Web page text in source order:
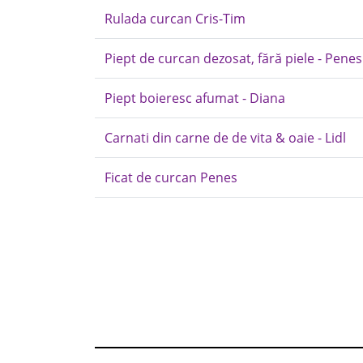
Rulada curcan Cris-Tim
Piept de curcan dezosat, fără piele - Penes
Piept boieresc afumat - Diana
Carnati din carne de de vita & oaie - Lidl
Ficat de curcan Penes